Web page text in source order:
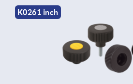
K0261 inch